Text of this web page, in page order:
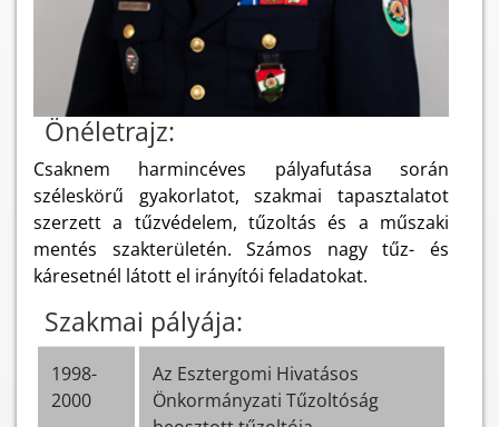
Önéletrajz:
Csaknem harmincéves pályafutása során
széleskörű gyakorlatot, szakmai tapasztalatot
szerzett a tűzvédelem, tűzoltás és a műszaki
mentés szakterületén. Számos nagy tűz- és
káresetnél látott el irányítói feladatokat.
Szakmai pályája:
1998-
2000
Az Esztergomi Hivatásos
Önkormányzati Tűzoltóság